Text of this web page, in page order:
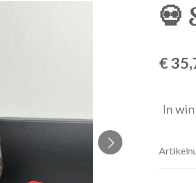
💀
€
In